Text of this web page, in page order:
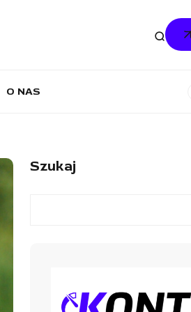
O NAS
Szukaj